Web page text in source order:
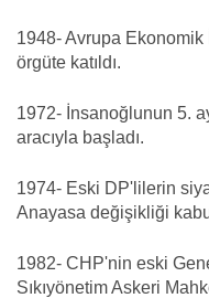
1948- Avrupa
örgüte katıldı.
1972- İnsanoğlunun 5.
aracıyla başladı.
1974- Eski DP'lilerin
Anayasa değişikliği
1982- CHP'nin eski
Sıkıyönetim Askeri